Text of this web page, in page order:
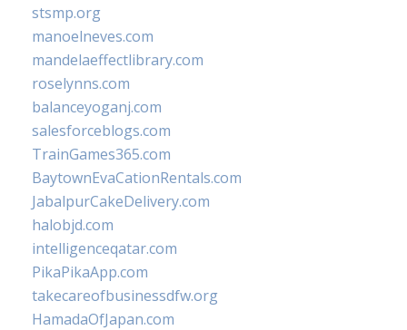
stsmp.org
manoelneves.com
mandelaeffectlibrary.com
roselynns.com
balanceyoganj.com
salesforceblogs.com
TrainGames365.com
BaytownEvaCationRentals.com
JabalpurCakeDelivery.com
halobjd.com
intelligenceqatar.com
PikaPikaApp.com
takecareofbusinessdfw.org
HamadaOfJapan.com